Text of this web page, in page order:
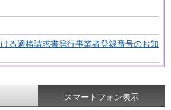
る適格請求書発行事業者登録番号のお知
スマートフォン表示